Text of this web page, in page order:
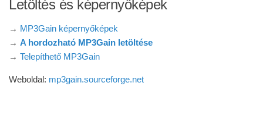
Letöltés és képernyőképek
→ MP3Gain képernyőképek
→ A hordozható MP3Gain letöltése
→ Telepíthető MP3Gain
Weboldal: mp3gain.sourceforge.net